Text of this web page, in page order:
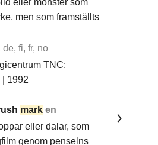
eller mönster som
men som framställts
de, fi, fr, no
TNC:
| 1992
mark en
eller dalar, som
genom penselns